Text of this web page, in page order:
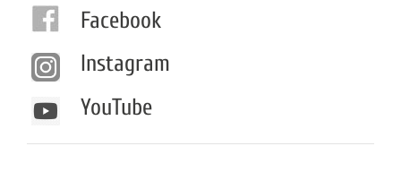
Facebook
Instagram
YouTube